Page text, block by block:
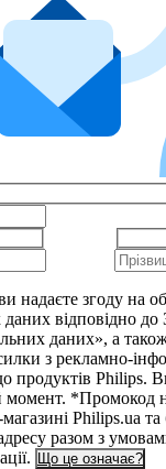
надаєте згоду на
відповідно до
даних», а
з рекламно-
продуктів Philips.
момент. *Промокод
Philips.ua
разом з
Що це означає?